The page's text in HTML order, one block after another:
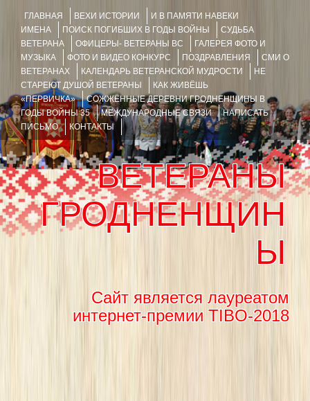
ГЛАВНАЯ ВЕХИ ИСТОРИИ
И В ПАМЯТИ НАВЕКИ
ИМЕНА
ПОИСК ПОГИБШИХ В ГОДЫ ВОЙНЫ
СУДЬБА
ВЕТЕРАНА
ОФИЦЕРЫ- ВЕТЕРАНЫ ВС
ГАЛЕРЕЯ ФОТО И
МУЗЫКА
ФОТО И ВИДЕО КОНКУРС ПОЗДРАВЛЕНИЯ
СМИ О
ВЕТЕРАНАХ
КАЛЕНДАРЬ ВЕТЕРАНСКОЙ МУДРОСТИ
НЕ
СТАРЕЮТ ДУШОЙ ВЕТЕРАНЫ
КАК ЖИВЁШЬ
«ПЕРВИЧКА»
СОЖЖЁННЫЕ ДЕРЕВНИ ГРОДНЕНЩИНЫ В
ГОДЫ ВОЙНЫ 35
МЕЖДУНАРОДНЫЕ СВЯЗИ
НАПИСАТЬ
ПИСЬМО
КОНТАКТЫ
ВЕТЕРАНЫ
ГРОДНЕНЩИН
Ы
Сайт является лауреатом
интернет-премии TIBO-2018